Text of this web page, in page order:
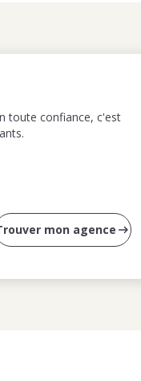
toute confiance, c'est
mon agence